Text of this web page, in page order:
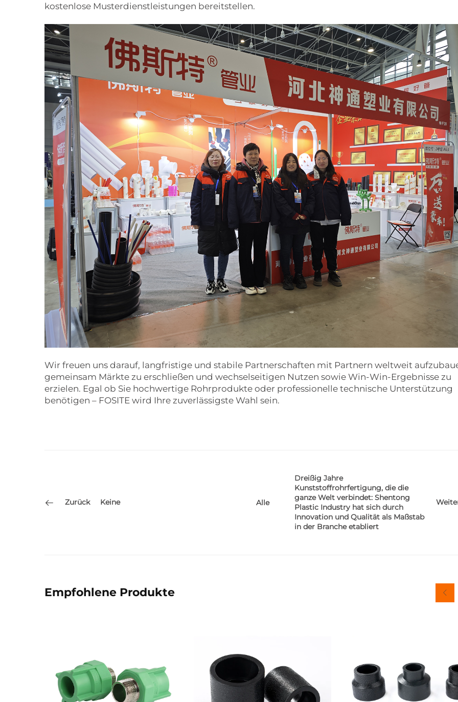
kostenlose Musterdienstleistungen bereitstellen.
Wir freuen uns darauf, langfristige und stabile Partnerschaften mit Partnern weltweit
gemeinsam Märkte zu erschließen und wechselseitigen Nutzen sowie Win-Win-Ergebnisse zu
erzielen. Egal ob Sie hochwertige Rohrprodukte oder professionelle technische Unterstützung
benötigen – FOSITE wird Ihre zuverlässigste Wahl sein.
Zurück Keine Alle
Dreißig Jahre
Kunststoffrohrfertigung, die die
ganze Welt verbindet: Shentong
Plastic Industry hat sich durch
Innovation und Qualität als Maßstab
in der Branche etabliert
Empfohlene Produkte